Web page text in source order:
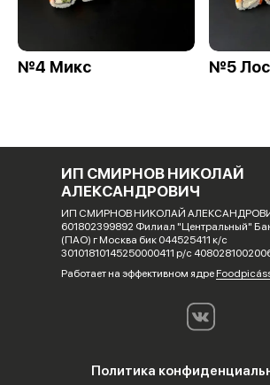
№4 Микс №5
ИП СМИРНОВ НИКОЛАЙ
АЛЕКСАНДРОВИЧ
ИП СМИРНОВ НИКОЛАЙ
601802399892 Филиал "Центральный"
(ПАО) г Москва бик 044525411 к/с
30101810145250000411 р/с
Работает на эффективном ядре
Политика